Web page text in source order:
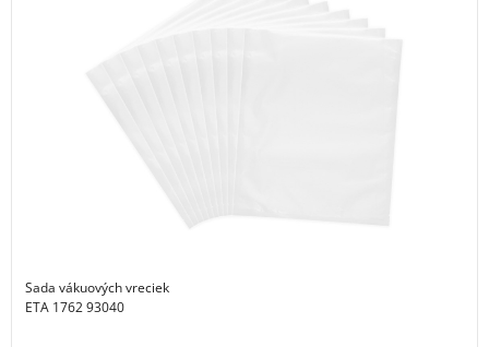
Sada vákuových vreciek
ETA 1762 93040